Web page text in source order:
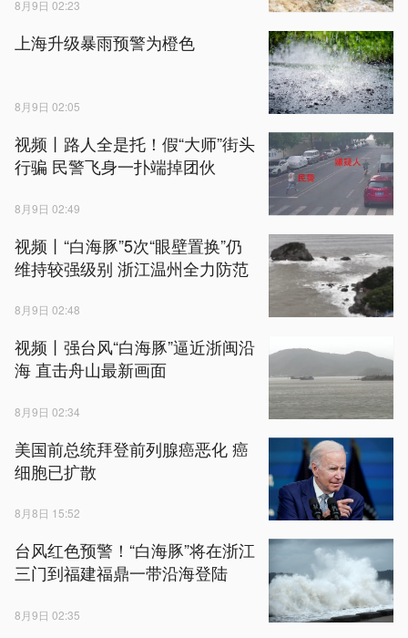
8月9日 02:23
上海升级暴雨预警为橙色
8月9日 02:05
视频丨路人全是托！假“大师”街头
行骗 民警飞身一扑端掉团伙
8月9日 02:49
视频丨“白海豚”5次“眼壁置换”仍
维持较强级别 浙江温州全力防范
8月9日 02:48
视频丨强台风“白海豚”逼近浙闽沿
海 直击舟山最新画面
8月9日 02:34
美国前总统拜登前列腺癌恶化 癌
细胞已扩散
8月8日 15:52
台风红色预警！“白海豚”将在浙江
三门到福建福鼎一带沿海登陆
8月9日 02:35